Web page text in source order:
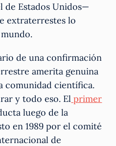
de Estados Unidos—
extraterrestes lo
de una confirmación
amerita genuina
comunidad científica.
y todo eso. El primer
luego de la
en 1989 por el comité
de